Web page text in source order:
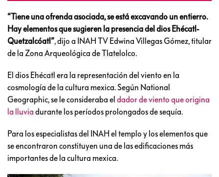
“Tiene una ofrenda asociada, se está excavando un entierro.
Hay elementos que sugieren la presencia del dios Ehécatl-
Quetzalcóatl”, dijo a INAH TV Edwina Villegas Gómez, titular
de la Zona Arqueológica de Tlatelolco.
El dios Ehécatl era la representación del viento en la
cosmología de la cultura mexica. Según National
Geographic, se le consideraba el dador de viento que origina
la lluvia durante los períodos prolongados de sequía.
Para los especialistas del INAH el templo y los elementos que
se encontraron constituyen una de las edificaciones más
importantes de la cultura mexica.